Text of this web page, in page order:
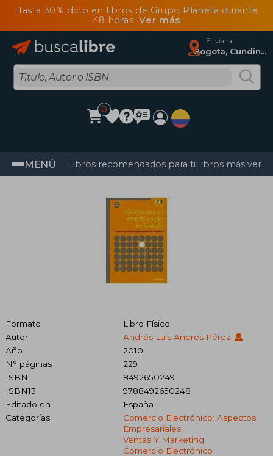
Hasta 30% dcto en libros de Grupo Planeta durante
48 horasVer más
Enviar a
Bogota, Cundinamarca
0
MENÚ Libros recomendados para tiLibros más
Formato
Libro Físico
Autor
Andrés Luis Andrés Pérez
Año
2010
N° páginas
229
ISBN
8492650249
ISBN13
9788492650248
Editado en
España
Categorías
Comercio Electrónico: Aspectos
Empresariales
Ventas Y Marketing
Comercio Electrónico